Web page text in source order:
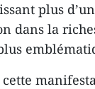
plus
dans la